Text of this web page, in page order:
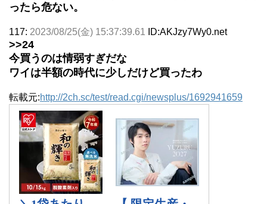
ったら危ない。
117: 2023/08/25(金) 15:37:39.61 ID:AKJzy7Wy0.net
>>24
今買うのは情弱すぎだな
ワイは半額の時代に少しだけど買ったわ
転載元:http://2ch.sc/test/read.cgi/newsplus/1692941659